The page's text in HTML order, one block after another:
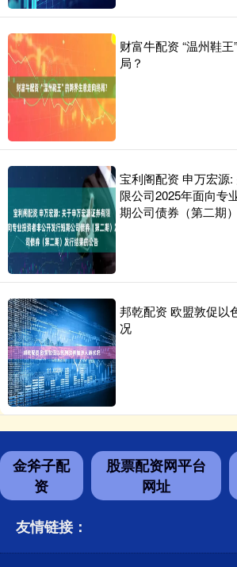
财富牛配资 “温州鞋
局？
宝利阁配资 申万宏源
限公司2025年面向专
期公司债券（第二期
邦乾配资 欧盟敦促以
况
金斧子配
资
股票配资网平台
网址
友情链接：